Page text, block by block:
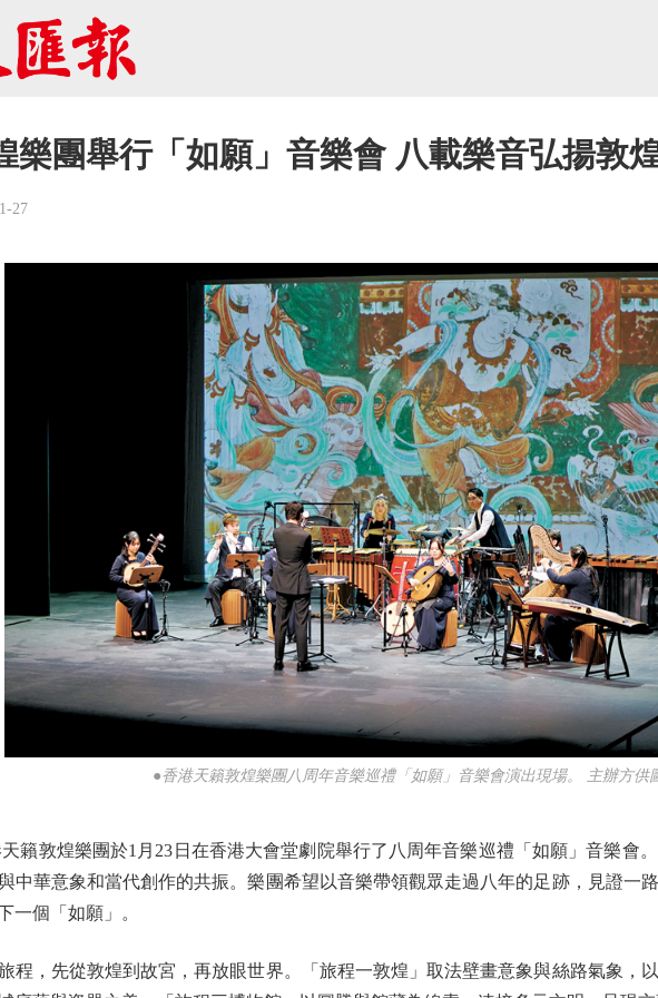
樂團舉行「如願」音樂會 八載樂音弘揚敦
27
●香港天籟敦煌樂團八周年音樂巡禮「如願」音樂會演出現場。 主辦方供
敦煌樂團於1月23日在香港大會堂劇院舉行了八周年音樂巡禮「如願」音樂會
中華意象和當代創作的共振。樂團希望以音樂帶領觀眾走過八年的足跡，見證一
一個「如願」。
，先從敦煌到故宮，再放眼世界。「旅程一敦煌」取法壁畫意象與絲路氣象，